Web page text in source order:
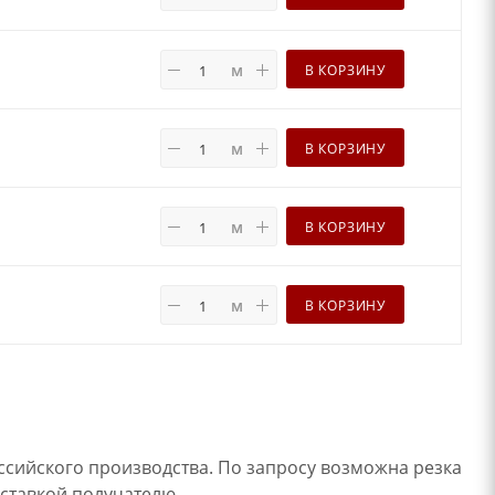
м В КОРЗИНУ
м В КОРЗИНУ
м В КОРЗИНУ
м В КОРЗИНУ
производства. По запросу возможна резка